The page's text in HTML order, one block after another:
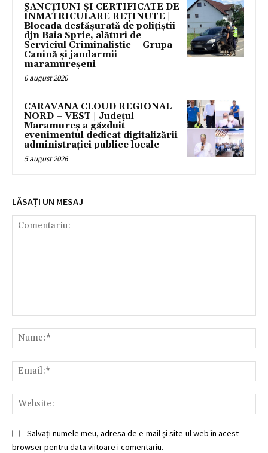
SANCȚIUNI ȘI CERTIFICATE DE
ÎNMATRICULARE REȚINUTE |
Blocada desfășurată de polițiștii
djn Baia Sprie, alături de
Serviciul Criminalistic – Grupa
Canină și jandarmii
maramureșeni
6 august 2026
CARAVANA CLOUD REGIONAL
NORD – VEST | Județul
Maramureș a găzduit
evenimentul dedicat digitalizării
administrației publice locale
5 august 2026
LĂSAȚI UN MESAJ
Salvați numele meu, adresa de e-mail și site-ul web în acest
browser pentru data viitoare i comentariu.